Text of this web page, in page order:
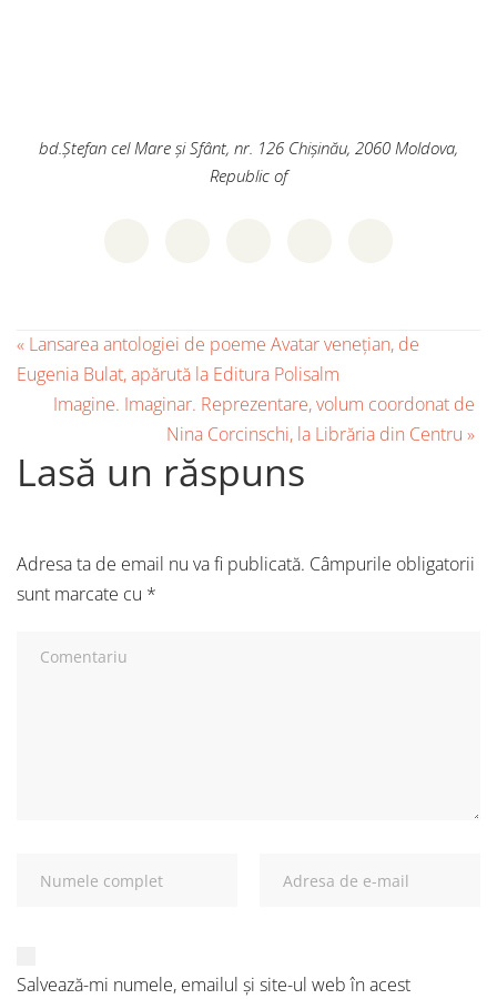
bd.Ștefan cel Mare și Sfânt, nr. 126 Chișinău, 2060 Moldova,
Republic of
« Lansarea antologiei de poeme Avatar venețian, de
Eugenia Bulat, apărută la Editura Polisalm
Imagine. Imaginar. Reprezentare, volum coordonat de
Nina Corcinschi, la Librăria din Centru »
Lasă un răspuns
Adresa ta de email nu va fi publicată. Câmpurile obligatorii
sunt marcate cu *
Salvează-mi numele, emailul și site-ul web în acest